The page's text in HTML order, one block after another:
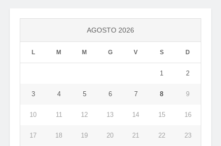
AGOSTO 2026
L M M G V S D
1 2
3 4 5 6 7 8 9
10 11 12 13 14 15 16
17 18 19 20 21 22 23